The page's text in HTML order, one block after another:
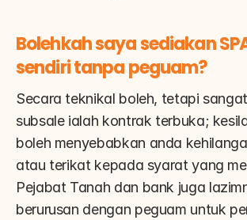
Bolehkah saya sediakan
sendiri tanpa peguam?
Secara teknikal boleh, tetapi
subsale ialah kontrak terbuka;
boleh menyebabkan anda
atau terikat kepada syarat yang
Pejabat Tanah dan bank juga
berurusan dengan peguam untuk